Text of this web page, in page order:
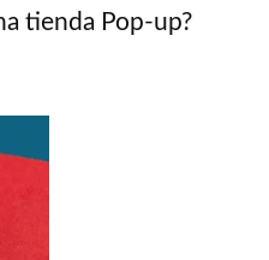
tienda Pop-up?